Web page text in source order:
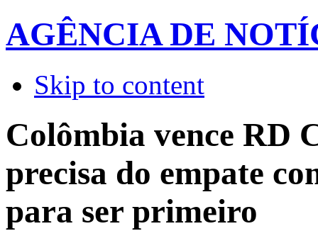
AGÊNCIA DE
Skip to content
Colômbia vence RD
precisa do empate
para ser primeiro